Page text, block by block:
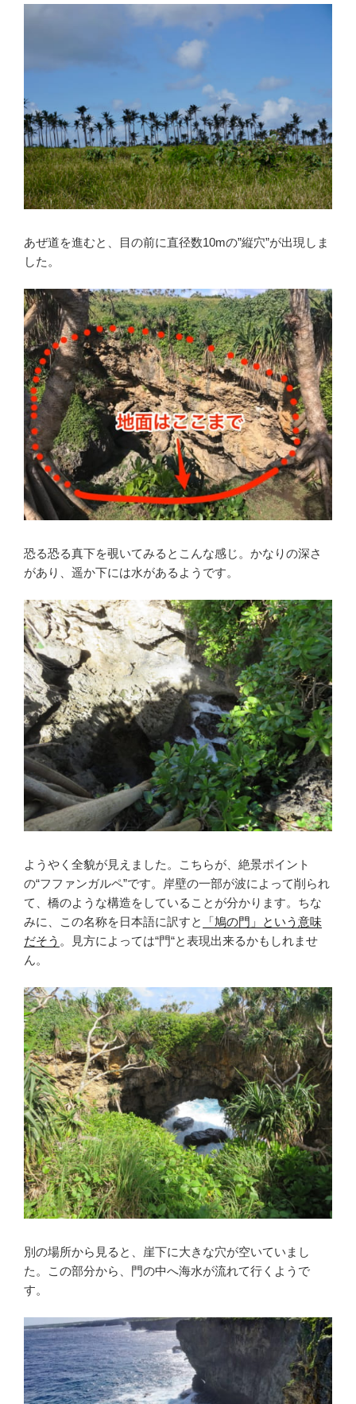
あぜ道を進むと、目の前に直径数10mの”縦穴”が出現しま
した。
恐る恐る真下を覗いてみるとこんな感じ。かなりの深さ
があり、遥か下には水があるようです。
ようやく全貌が見えました。こちらが、絶景ポイント
の“フファンガルペ”です。岸壁の一部が波によって削られ
て、橋のような構造をしていることが分かります。ちな
みに、この名称を日本語に訳すと
「鳩の門」という意味
だそう 。見方によっては“門“と表現出来るかもしれませ
ん。
別の場所から見ると、崖下に大きな穴が空いていまし
た。この部分から、門の中へ海水が流れて行くようで
す。